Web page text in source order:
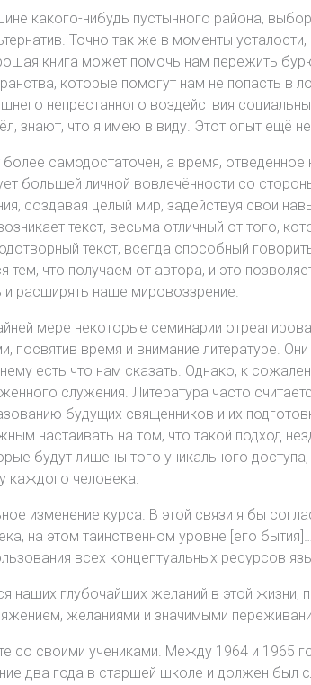
какого-нибудь пустынного района,
Точно так же в моменты
книга может помочь нам пережить
которые помогут нам не попасть
непрестанного воздействия
знают, что я имею в виду. Этот опыт ещё
самодостаточен, а время,
большей личной вовлечённости со
создавая целый мир, задействуя свои
текст, весьма отличный от того,
текст, всегда способный
что получаем от автора, и это
и расширять наше мировоззрение.
мере некоторые семинарии
время и внимание литературе.
есть что нам сказать. Однако, к
служения. Литература часто
будущих священников и их
настаивать на том, что такой подход
будут лишены того уникального
каждого человека.
изменение курса. В этой связи я бы
на этом таинственном уровне [его
всех концептуальных ресурсов
наших глубочайших желаний в этой
желаниями и значимыми
со своими учениками. Между 1964 и 1965
два года в старшей школе и должен был